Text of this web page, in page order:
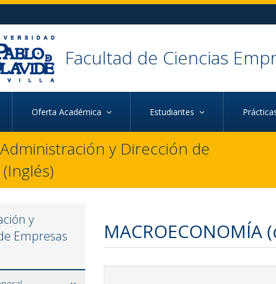
(alt + s)
c)
Facultad de Ciencias
Oferta Académica Estudiantes
y Dirección de
y
Empresas